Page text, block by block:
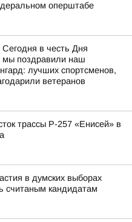
оперштабе
в честь Дня
мы поздравили наш
лучших спортсменов,
ветеранов
трассы Р-257 «Енисей» в
в думских выборах
считаным кандидатам